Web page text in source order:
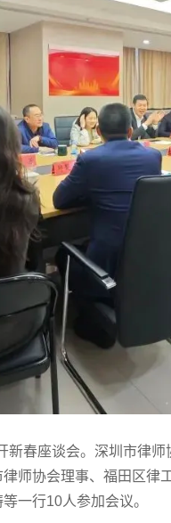
春座谈会。深圳市律
师协会理事、福田区律
一行10人参加会议。